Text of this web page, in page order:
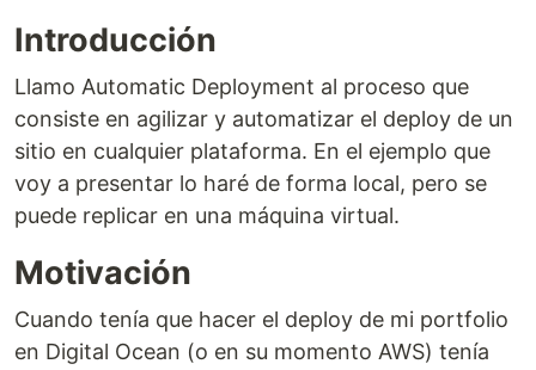
Introducción
Llamo Automatic Deployment al proceso que
consiste en agilizar y automatizar el deploy de un
sitio en cualquier plataforma. En el ejemplo que
voy a presentar lo haré de forma local, pero se
puede replicar en una máquina virtual.
Motivación
Cuando tenía que hacer el deploy de mi portfolio
en Digital Ocean (o en su momento AWS) tenía